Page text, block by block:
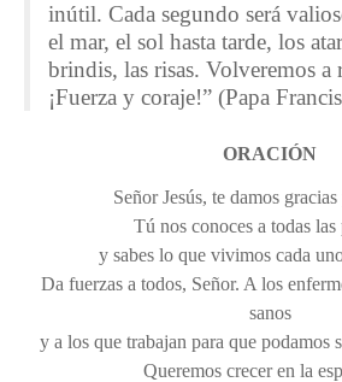
Acción Tutorial
Atención a la diversidad
Orientación Académica y Profesional
Propuesta Pedagógica
Madre San Pascual
inútil. Cada segundo será
el mar, el sol hasta tarde, los
brindis, las risas. Volveremos a
¡Fuerza y coraje!” (Papa
ORACIÓN
Señor Jesús, te damos
Tú nos conoces a todas las
y sabes lo que vivimos cada
Da fuerzas a todos, Señor. A los
sanos
y a los que trabajan para que podamos
Queremos crecer en la